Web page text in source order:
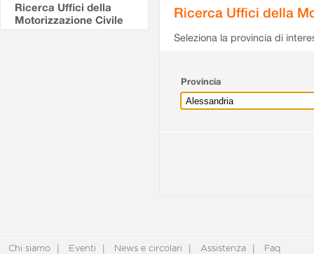
Ricerca Uffici della
Motorizzazione Civile
Ricerca Uffici della
Seleziona la provincia di
Provincia
Chi siamo Eventi News e circolari Assistenza Faq